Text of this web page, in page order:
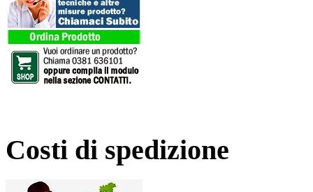
Costi di spedizione